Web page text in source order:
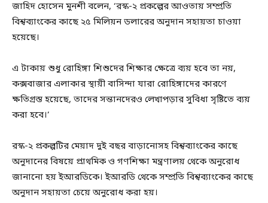
জাহিদ হোসেন মুনশী বলেন, ‘রস্ক-২ প্রকল্পের আওতায় সম্প্রতি
বিশ্বব্যাংকের কাছে ২৫ মিলিয়ন ডলারের অনুদান সহায়তা চাওয়া
হয়েছে।
এ টাকায় শুধু রোহিঙ্গা শিশুদের শিক্ষার ক্ষেত্রে ব্যয় হবে তা নয়,
কক্সবাজার এলাকার স্থায়ী বাসিন্দা যারা রোহিঙ্গাদের কারণে
ক্ষতিগ্রস্ত হয়েছে, তাদের সন্তানদেরও লেখাপড়ার সুবিধা সৃষ্টিতে ব্যয়
করা হবে।’
রস্ক-২ প্রকল্পটির মেয়াদ দুই বছর বাড়ানোসহ বিশ্বব্যাংকের কাছে
অনুদানের বিষয়ে প্রাথমিক ও গণশিক্ষা মন্ত্রণালয় থেকে অনুরোধ
জানানো হয় ইআরডিকে। ইআরডি থেকে সম্প্রতি বিশ্বব্যাংকের কাছে
অনুদান সহায়তা চেয়ে অনুরোধ করা হয়।